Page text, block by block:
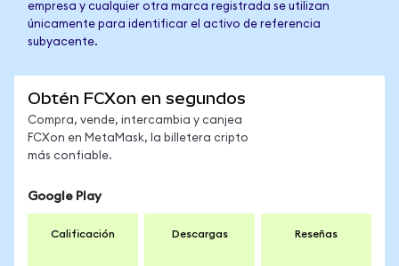
empresa y cualquier otra marca registrada se utilizan
únicamente para identificar el activo de referencia
subyacente.
Obtén FCXon en segundos
Compra, vende, intercambia y canjea
FCXon en MetaMask, la billetera cripto
más confiable.
Google Play
Calificación Descargas Reseñas